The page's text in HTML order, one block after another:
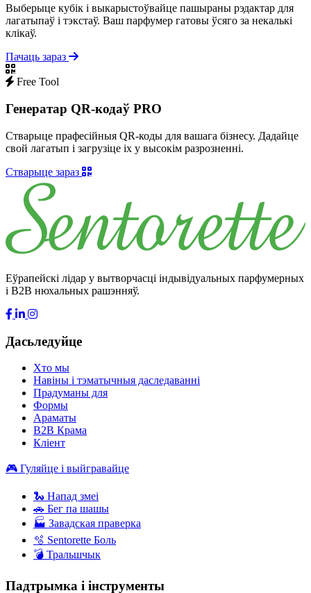
Выберыце кубік і выкарыстоўвайце пашыраны рэдактар ​​для
лагатыпаў і тэкстаў. Ваш парфумер гатовы ўсяго за некалькі
клікаў.
Пачаць зараз
Free Tool
Генератар QR-кодаў PRO
Стварыце прафесійныя QR-коды для вашага бізнесу. Дадайце
свой лагатып і загрузіце іх у высокім разрозненні.
Стварыце зараз
Еўрапейскі лідар у вытворчасці індывідуальных парфумерных
і B2B нюхальных рашэнняў.
Дасьледуйце
Хто мы
Навіны і тэматычныя даследаванні
Прадуманы для
Формы
Араматы
B2B Крама
Кліент
🎮 Гуляйце і выйгравайце
🐍 Напад змеі
🚗 Бег па шашы
🏭 Завадская праверка
🫧 Sentorette Боль
💣 Тральшчык
Падтрымка і інструменты